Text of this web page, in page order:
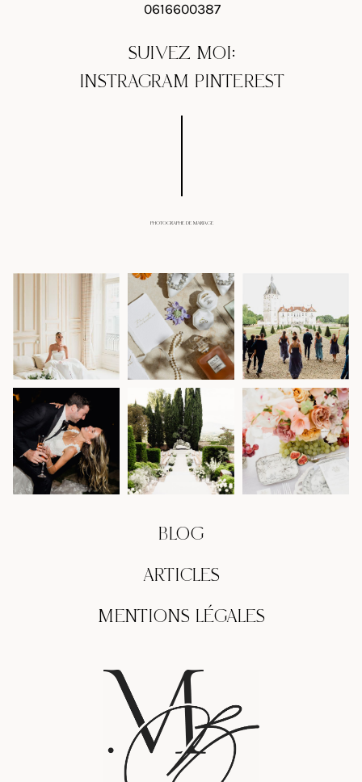
0616600387
SUIVEZ MOI:
INSTRAGRAM PINTEREST
PHOTOGRAPHE DE MARIAGE
BLOG
ARTICLES
MENTIONS LÉGALES